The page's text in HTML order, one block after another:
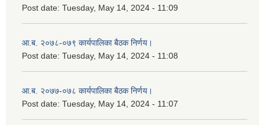
Post date: Tuesday, May 14, 2024 - 11:09
आ.ब. २०७८-०७९ कार्यपालिका बैठक निर्णय।
Post date: Tuesday, May 14, 2024 - 11:08
आ.ब. २०७७-०७८ कार्यपालिका बैठक निर्णय।
Post date: Tuesday, May 14, 2024 - 11:07